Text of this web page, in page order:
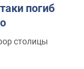
погиб
столицы